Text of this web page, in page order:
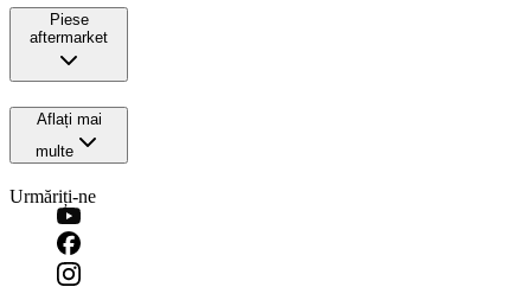
Piese
aftermarket
Aflați mai
multe
Urmăriți-ne